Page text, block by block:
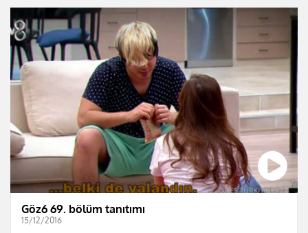
Göz6 69. bölüm tanıtımı
15/12/2016